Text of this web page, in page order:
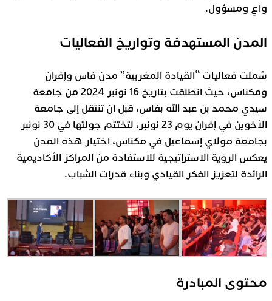
واعٍ ومسؤول.
المدن المستهدفة وتواريخ الفعاليات
شملت فعاليات “القيادة المغربية” مدن فاس وإفران
ومكناس، حيث انطلقت بتاريخ 16 نونبر 2024 من جامعة
سيدي محمد بن عبد الله بفاس، قبل أن تنتقل إلى جامعة
الأخوين في إفران يوم 23 نونبر، لتختتم جولتها في 30 نونبر
بجامعة مولاي إسماعيل في مكناس، اختيار هذه المدن
يعكس الرؤية الاستراتيجية للاستفادة من المراكز الأكاديمية
الرائدة لتعزيز الفكر القيادي وبناء قدرات الشباب.
محتوى المبادرة